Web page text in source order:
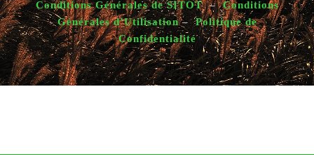
Conditions Générales de SITOT–Conditions
Générales d’Utilisation–
Politique de
Confidentialité